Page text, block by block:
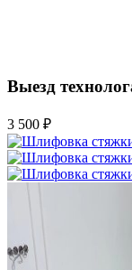
Выезд
3 500 ₽